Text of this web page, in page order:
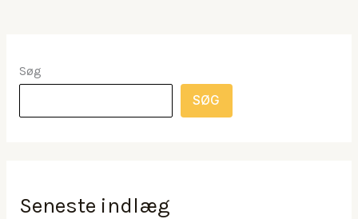
Søg
SØG
Seneste indlæg